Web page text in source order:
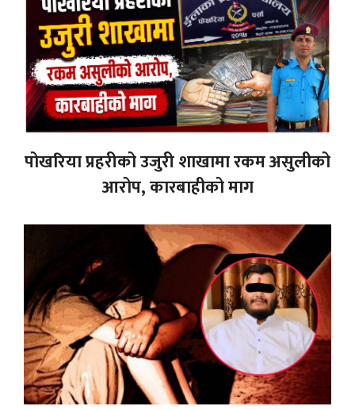
पोखरिया प्रहरीको उजुरी शाखामा रकम असुलीको
आरोप, कारबाहीको माग